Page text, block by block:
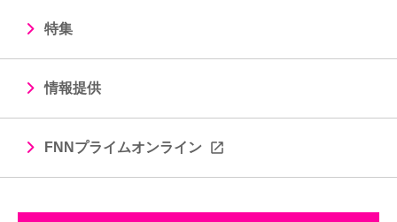
特集
情報提供
FNNプライムオンライン